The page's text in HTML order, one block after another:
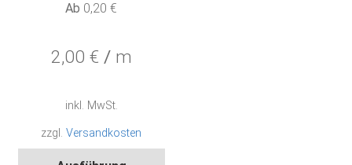
Ab 0,20€
2,00 € / m
inkl. MwSt.
zzgl.Versandkosten